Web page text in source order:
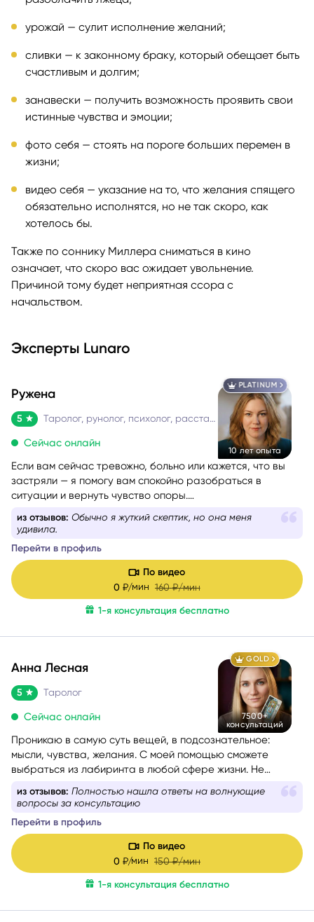
урожай — сулит исполнение желаний;
сливки — к законному браку, который обещает быть
счастливым и долгим;
занавески — получить возможность проявить свои
истинные чувства и эмоции;
фото себя — стоять на пороге больших перемен в
жизни;
видео себя — указание на то, что желания спящего
обязательно исполнятся, но не так скоро, как
хотелось бы.
Также по соннику Миллера сниматься в кино
означает, что скоро вас ожидает увольнение.
Причиной тому будет неприятная ссора с
начальством.
Эксперты Lunaro
PLATINUM
10 лет опыта
Ружена
5 Таролог, рунолог, психолог, расстановщик
Сейчас онлайн
Если вам сейчас тревожно, больно или кажется, что вы
застряли — я помогу вам спокойно разобраться в
ситуации и вернуть чувство опоры.
осуждённой. Я мягко и бережно проведу вас через
решение, которое принесёт облегчение.
из отзывов: Обычно я жуткий скептик, но она меня
удивила.
Перейти в профиль
По видео
0 ₽/мин 160 ₽/мин
1-я консультация бесплатно
GOLD
7500+
консультаций
Анна Лесная
5 Таролог
Сейчас онлайн
Проникаю в самую суть вещей, в подсознательное:
мысли, чувства, желания. С моей помощью сможете
выбраться из лабиринта в любой сфере жизни. Не
формулировкой. На консультации со мной вы найдёте
из отзывов: Полностью нашла ответы на волнующие
вопросы за консультацию
Перейти в профиль
По видео
0 ₽/мин150 ₽/мин
1-я консультация бесплатно